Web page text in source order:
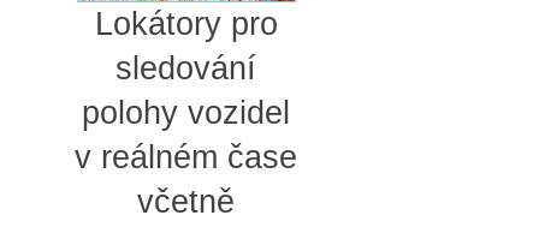
Lokátory pro
sledování
polohy vozidel
v reálném čase
včetně